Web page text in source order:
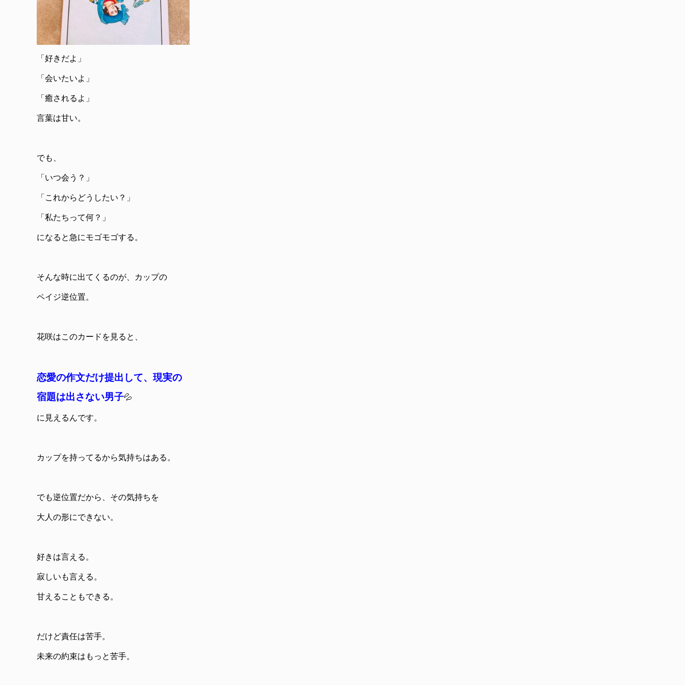
「好きだよ」
「会いたいよ」
「癒されるよ」
言葉は甘い。
でも、
「いつ会う？」
「これからどうしたい？」
「私たちって何？」
になると急にモゴモゴする。
そんな時に出てくるのが、カップの
ペイジ逆位置。
花咲はこのカードを見ると、
恋愛の作文だけ提出して、現実の
宿題は出さない男子💦
に見えるんです。
カップを持ってるから気持ちはある。
でも逆位置だから、その気持ちを
大人の形にできない。
好きは言える。
寂しいも言える。
甘えることもできる。
だけど責任は苦手。
未来の約束はもっと苦手。